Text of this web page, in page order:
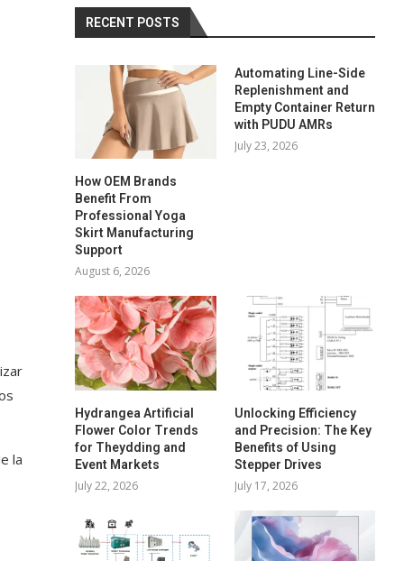
la
RECENT POSTS
How OEM Brands
Benefit From
Professional Yoga
Skirt Manufacturing
Support
August 6, 2026
Automating Line-Side
Replenishment and
Empty Container Return
with PUDU AMRs
July 23, 2026
Hydrangea Artificial
Flower Color Trends
for Theydding and
Event Markets
July 22, 2026
Unlocking Efficiency
and Precision: The Key
Benefits of Using
Stepper Drives
July 17, 2026